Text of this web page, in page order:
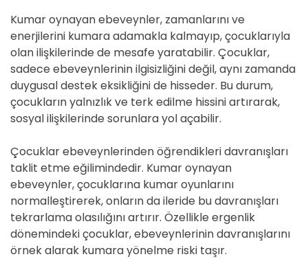
Kumar oynayan ebeveynler, zamanlarını ve
enerjilerini kumara adamakla kalmayıp, çocuklarıyla
olan ilişkilerinde de mesafe yaratabilir. Çocuklar,
sadece ebeveynlerinin ilgisizliğini değil, aynı zamanda
duygusal destek eksikliğini de hisseder. Bu durum,
çocukların yalnızlık ve terk edilme hissini artırarak,
sosyal ilişkilerinde sorunlara yol açabilir.
Çocuklar ebeveynlerinden öğrendikleri davranışları
taklit etme eğilimindedir. Kumar oynayan
ebeveynler, çocuklarına kumar oyunlarını
normalleştirerek, onların da ileride bu davranışları
tekrarlama olasılığını artırır. Özellikle ergenlik
dönemindeki çocuklar, ebeveynlerinin davranışlarını
örnek alarak kumara yönelme riski taşır.